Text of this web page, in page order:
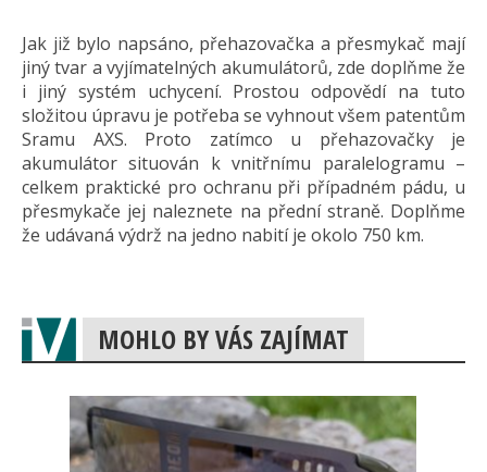
Jak již bylo napsáno, přehazovačka a přesmykač mají
jiný tvar a vyjímatelných akumulátorů, zde doplňme že
i jiný systém uchycení. Prostou odpovědí na tuto
složitou úpravu je potřeba se vyhnout všem patentům
Sramu AXS. Proto zatímco u přehazovačky je
akumulátor situován k vnitřnímu paralelogramu –
celkem praktické pro ochranu při případném pádu, u
přesmykače jej naleznete na přední straně. Doplňme
že udávaná výdrž na jedno nabití je okolo 750 km.
MOHLO BY VÁS ZAJÍMAT